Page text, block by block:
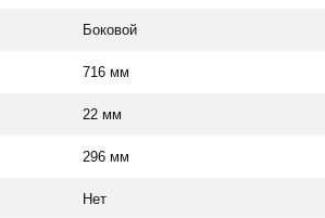
Боковой
716 мм
22 мм
296 мм
Нет